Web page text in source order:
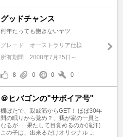
グッドチャンス
何年たっても飽きないヤツ
グレード
オーストラリア仕様
所有期間
2008年7月25日～
8 0 0 0
＠ヒバゴンの"サボイア号"
棚ぼたで、親戚筋からGET！ ほぼ30年
間の眠りから覚め？、我が家の一員と
なるが･･･果たして目覚めるのか(滝汗)
この子は、出来るだけオリジナル ...